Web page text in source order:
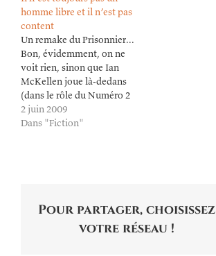
Cylons ? Eh bien, le
pilote…
homme libre et il n’est pas
content
Un remake du Prisonnier...
Bon, évidemment, on ne
voit rien, sinon que Ian
McKellen joue là-dedans
(dans le rôle du Numéro 2
?), qu'on peut espérer qu'il
sache choisir ses scripts,
2 juin 2009
Dans "Fiction"
Pour partager, choisissez
votre réseau !